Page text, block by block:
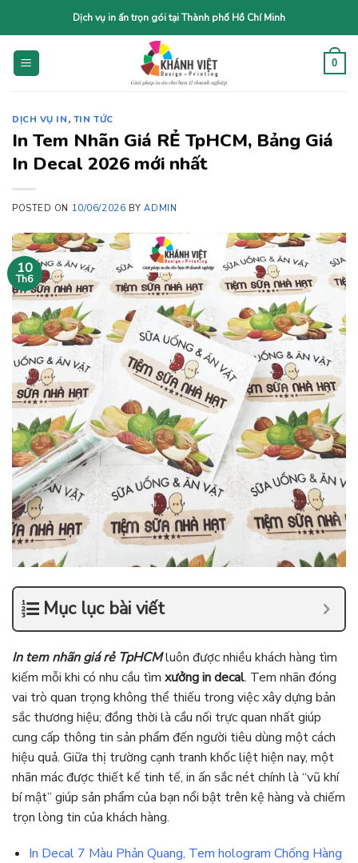
content
Dịch vụ in ấn trọn gói tại Thành phố Hồ Chí Minh
0
DỊCH VỤ IN , TIN TỨC
In Tem Nhãn Giá RẺ TpHCM, Bảng Giá
In Decal 2026 mới nhất
POSTED ON 10/06/2026 BYADMIN
10
Th6
Mục lục bài viết
In tem nhãn giá rẻ TpHCMluôn được nhiều khách hàng tìm
kiếm mỗi khi có nhu cầu tìm xưởng in decal. Tem nhãn đóng
vai trò quan trọng không thể thiếu trong việc xây dựng bản
sắc thương hiệu; đồng thời là cầu nối trực quan nhất giúp
cung cấp thông tin sản phẩm đến người tiêu dùng một cách
hiệu quả. Giữa thị trường cạnh tranh khốc liệt hiện nay, một
nhãn mác được thiết kế tinh tế, in ấn sắc nét chính là “vũ khí
bí mật” giúp sản phẩm của bạn nổi bật trên kệ hàng và chiếm
trọn lòng tin của khách hàng.
In Decal 7 Màu Phản Quang, Tem hologram Chống Hàng